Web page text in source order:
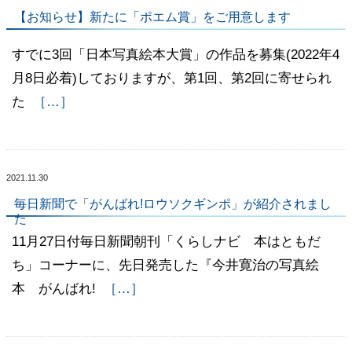
【お知らせ】新たに「ポエム賞」をご用意します
すでに3回「日本写真絵本大賞」の作品を募集(2022年4
月8日必着)しておりますが、第1回、第2回に寄せられ
た
［…］
2021.11.30
毎日新聞で「がんばれ!ロウソクギンポ」が紹介されまし
た
11月27日付毎日新聞朝刊「くらしナビ 本はともだ
ち」コーナーに、先日発売した『今井寛治の写真絵
本 がんばれ!
［…］